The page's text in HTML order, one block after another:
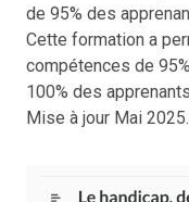
de 95% des
Cette formation a
compétences de
100% des
​​​​​​​Mise à jour Mai 2025.